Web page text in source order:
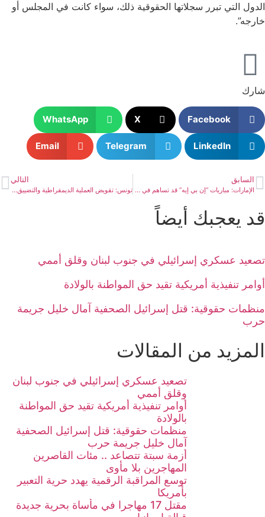
الدول التي تبرر سجلاتها الحقوقية ذلك، سواء كانت في المجلس أو
خارجه”.
شارك
Facebook
X
WhatsApp
LinkedIn
Telegram
Email
السابق
الإمارات: مباريات “إن بي إيه” قد تساهم في غسل الانتهاكات
التالي
تونس: تقويض العملية الديمقراطية والتضييق على المرشحين قبيل الانتخابات ترسيخ للقبضة الاستبدادية في البلاد
قد يعجبك أيضاً
تصعيد عسكري إسرائيلي في جنوب لبنان وقلق أممي
أوامر تنفيذية أمريكية تقيد حق المواطنة بالولادة
منظمات حقوقية: قتل إسرائيل الصحفية آمال خليل جريمة
حرب
المزيد من المقالات
تصعيد عسكري إسرائيلي في جنوب لبنان
وقلق أممي
أوامر تنفيذية أمريكية تقيد حق المواطنة
بالولادة
منظمات حقوقية: قتل إسرائيل الصحفية
آمال خليل جريمة حرب
أزمة سبتة تتصاعد .. مئات القاصرين
المهاجرين بلا مأوى
توسع المراقبة الرقمية يهدد حرية التعبير
بأمريكا
مقتل 17 مهاجرا في مأساة بحرية جديدة